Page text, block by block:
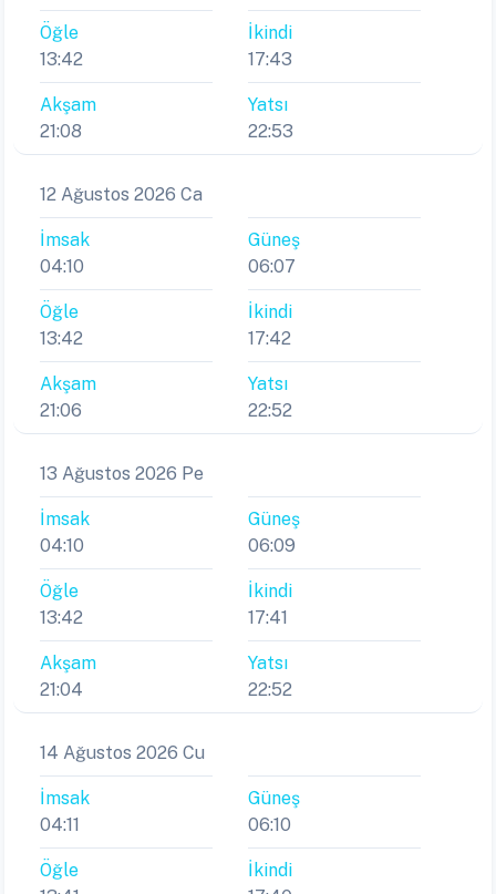
Öğle
13:42
İkindi
17:43
Akşam
21:08
Yatsı
22:53
12 Ağustos 2026 Ca
İmsak
04:10
Güneş
06:07
Öğle
13:42
İkindi
17:42
Akşam
21:06
Yatsı
22:52
13 Ağustos 2026 Pe
İmsak
04:10
Güneş
06:09
Öğle
13:42
İkindi
17:41
Akşam
21:04
Yatsı
22:52
14 Ağustos 2026 Cu
İmsak
04:11
Güneş
06:10
Öğle
İkindi